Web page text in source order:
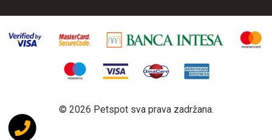
© 2026 Petspot sva prava zadržana.